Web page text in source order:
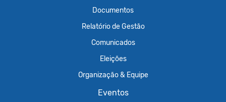
Documentos
Relatório de Gestão
Comunicados
Eleições
Organização & Equipe
Eventos